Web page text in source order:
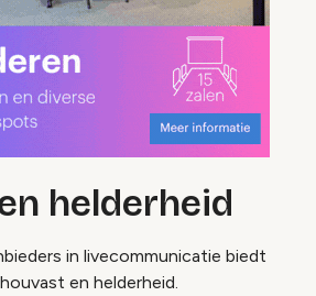
helderheid
in livecommunicatie biedt
en helderheid.